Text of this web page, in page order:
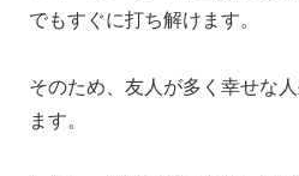
でもすぐに打ち解けます。
そのため、友人が多く幸せな
ます。